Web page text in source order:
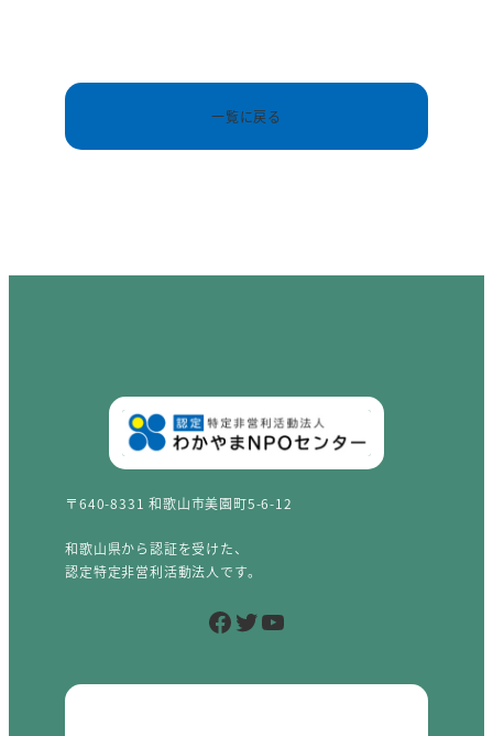
一覧に戻る
〒640-8331 和歌山市美園町5-6-12
和歌山県から認証を受けた、
認定特定非営利活動法人です。
Facebook Twitter YouTube